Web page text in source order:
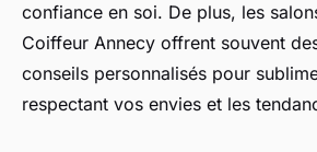
confiance en soi. De plus, les
Coiffeur Annecy offrent souvent
conseils personnalisés pour
respectant vos envies et les